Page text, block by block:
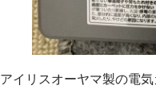
アイリスオーヤマ製の電